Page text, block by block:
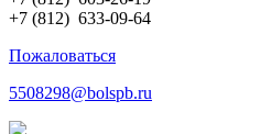
+7 (812) 633-09-64
Пожаловаться
5508298@bolspb.ru